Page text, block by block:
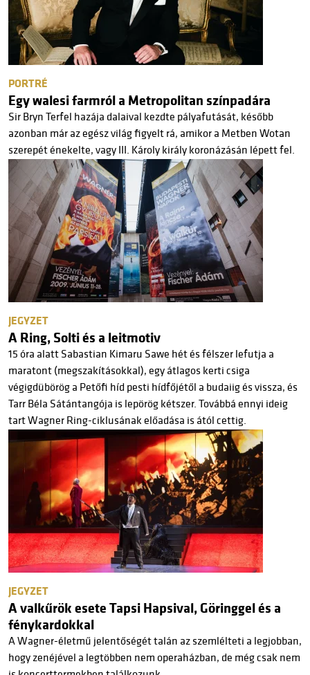
PORTRÉ
Egy walesi farmról a Metropolitan színpadára
Sir Bryn Terfel hazája dalaival kezdte pályafutását, később
azonban már az egész világ figyelt rá, amikor a Metben Wotan
szerepét énekelte, vagy III. Károly király koronázásán lépett fel.
JEGYZET
A Ring, Solti és a leitmotiv
15 óra alatt Sabastian Kimaru Sawe hét és félszer lefutja a
maratont (megszakításokkal), egy átlagos kerti csiga
végigdübörög a Petőfi híd pesti hídfőjétől a budaiig és vissza, és
Tarr Béla Sátántangója is lepörög kétszer. Továbbá ennyi ideig
tart Wagner Ring-ciklusának előadása is ától cettig.
JEGYZET
A valkűrök esete Tapsi Hapsival, Göringgel és a
fénykardokkal
A Wagner-életmű jelentőségét talán az szemlélteti a legjobban,
hogy zenéjével a legtöbben nem operaházban, de még csak nem